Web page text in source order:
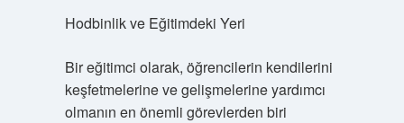
Hodbinlik ve Eğitimdeki Yeri
Bir eğitimci olarak, öğrencilerin kendilerini
keşfetmelerine ve gelişmelerine yardımcı
olmanın en önemli görevlerden biri